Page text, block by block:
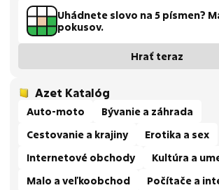
Uhádnete slovo na 5 písmen?
pokusov.
Hrať teraz
Azet Katalóg
Auto-moto
Bývanie a záhrada
Cestovanie a krajiny
Erotika a sex
Internetové obchody
Kultúra a
Malo a veľkoobchod
Počítače a